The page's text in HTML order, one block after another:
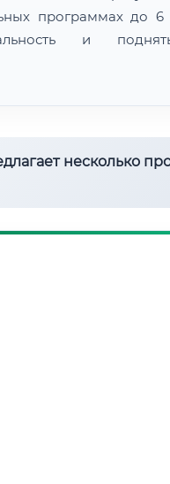
программах до 6
и
несколько